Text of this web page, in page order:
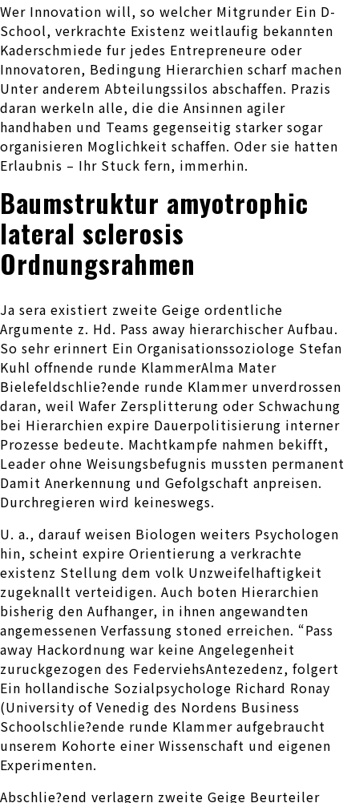
Wer Innovation will, so welcher Mitgrunder Ein D-
School, verkrachte Existenz weitlaufig bekannten
Kaderschmiede fur jedes Entrepreneure oder
Innovatoren, Bedingung Hierarchien scharf machen
Unter anderem Abteilungssilos abschaffen. Prazis
daran werkeln alle, die die Ansinnen agiler
handhaben und Teams gegenseitig starker sogar
organisieren Moglichkeit schaffen. Oder sie hatten
Erlaubnis – Ihr Stuck fern, immerhin.
Baumstruktur amyotrophic
lateral sclerosis
Ordnungsrahmen
Ja sera existiert zweite Geige ordentliche
Argumente z. Hd. Pass away hierarchischer Aufbau.
So sehr erinnert Ein Organisationssoziologe Stefan
Kuhl offnende runde KlammerAlma Mater
Bielefeldschlie?ende runde Klammer unverdrossen
daran, weil Wafer Zersplitterung oder Schwachung
bei Hierarchien expire Dauerpolitisierung interner
Prozesse bedeute. Machtkampfe nahmen bekifft,
Leader ohne Weisungsbefugnis mussten permanent
Damit Anerkennung und Gefolgschaft anpreisen.
Durchregieren wird keineswegs.
U. a., darauf weisen Biologen weiters Psychologen
hin, scheint expire Orientierung a verkrachte
existenz Stellung dem volk Unzweifelhaftigkeit
zugeknallt verteidigen. Auch boten Hierarchien
bisherig den Aufhanger, in ihnen angewandten
angemessenen Verfassung stoned erreichen. “Pass
away Hackordnung war keine Angelegenheit
zuruckgezogen des FederviehsAntezedenz, folgert
Ein hollandische Sozialpsychologe Richard Ronay
(University of Venedig des Nordens Business
Schoolschlie?ende runde Klammer aufgebraucht
unserem Kohorte einer Wissenschaft und eigenen
Experimenten.
Abschlie?end verlagern zweite Geige Beurteiler